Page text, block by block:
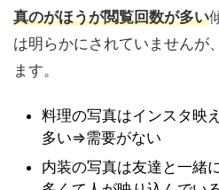
真のがほうが閲覧回数が多い
は明らかにされていませんが
ます。
料理の写真はインスタ映
多い⇒需要がない
内装の写真は友達と一緒